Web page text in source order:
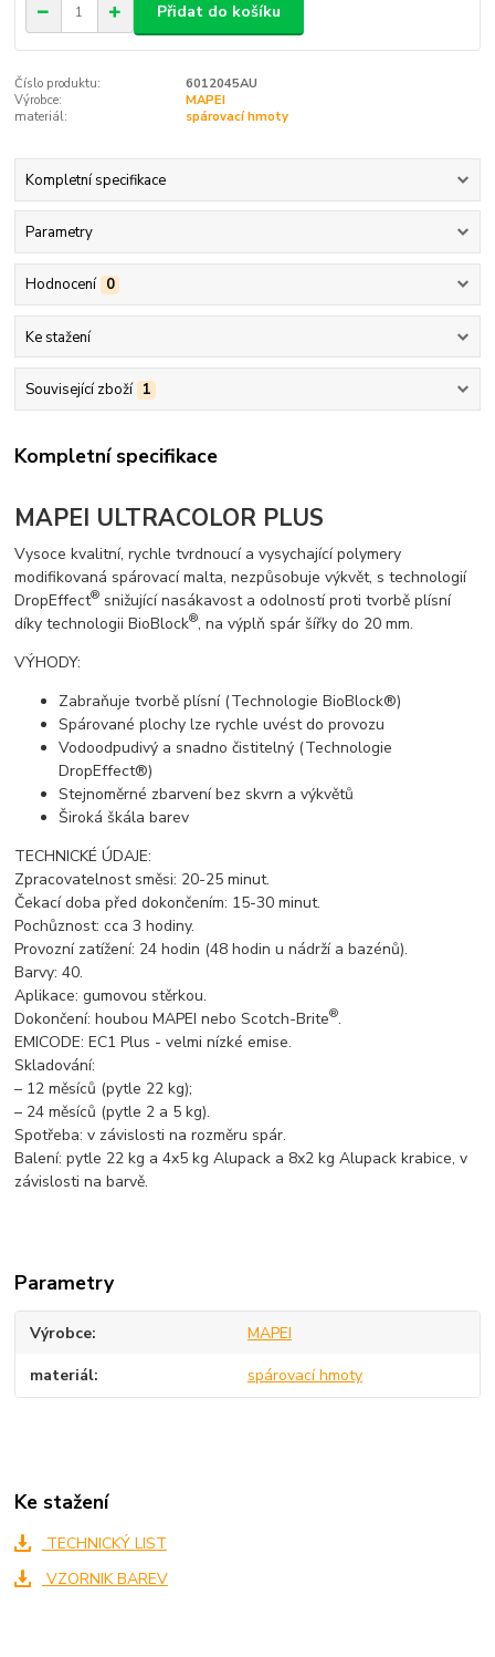
Přidat do košíku
Číslo produktu:
6012045AU
Výrobce:
MAPEI
materiál:
spárovací hmoty
Kompletní specifikace
Parametry
Hodnocení 0
Ke stažení
Související zboží 1
Kompletní specifikace
MAPEI ULTRACOLOR PLUS
Vysoce kvalitní, rychle tvrdnoucí a vysychající polymery
modifikovaná spárovací malta, nezpůsobuje výkvět, s technologií
DropEffect® snižující nasákavost a odolností proti tvorbě plísní
díky technologii BioBlock®, na výplň spár šířky do 20 mm.
VÝHODY:
Zabraňuje tvorbě plísní (Technologie BioBlock®)
Spárované plochy lze rychle uvést do provozu
Vodoodpudivý a snadno čistitelný (Technologie
DropEffect®)
Stejnoměrné zbarvení bez skvrn a výkvětů
Široká škála barev
TECHNICKÉ ÚDAJE:
Zpracovatelnost směsi: 20-25 minut.
Čekací doba před dokončením: 15-30 minut.
Pochůznost: cca 3 hodiny.
Provozní zatížení: 24 hodin (48 hodin u nádrží a bazénů).
Barvy: 40.
Aplikace: gumovou stěrkou.
Dokončení: houbou MAPEI nebo Scotch-Brite®.
EMICODE: EC1 Plus - velmi nízké emise.
Skladování:
– 12 měsíců (pytle 22 kg);
– 24 měsíců (pytle 2 a 5 kg).
Spotřeba: v závislosti na rozměru spár.
Balení: pytle 22 kg a 4x5 kg Alupack a 8x2 kg Alupack krabice, v
závislosti na barvě.
Parametry
Výrobce MAPEI
materiál spárovací hmoty
Ke stažení
TECHNICKÝ LIST
VZORNIK BAREV